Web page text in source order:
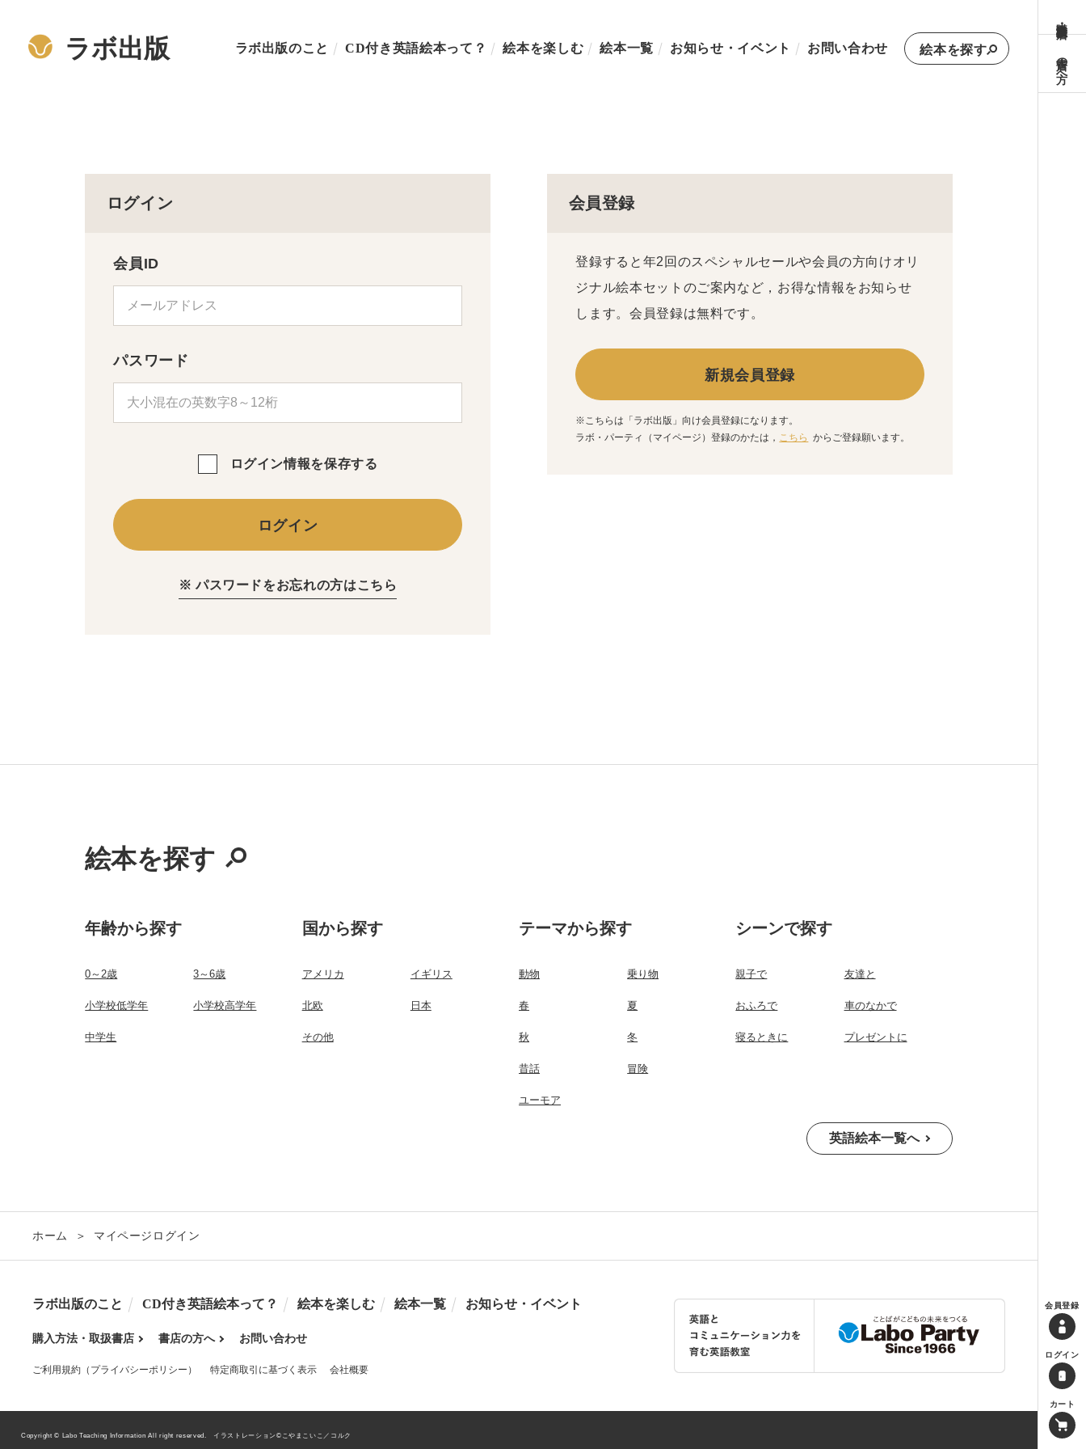
書店の方へ
会員登録
ログイン
カート
ラボ出版 ラボ出版のこと CD付き英語絵本って？ 絵本を楽しむ 絵本一覧 お知らせ・イベント お問い合わせ 絵本を探す
ログイン
会員ID
パスワード
ログイン情報を保存する
ログイン
※ パスワードをお忘れの方はこちら
会員登録
登録すると年2回のスペシャルセールや会員の方向けオリ
ジナル絵本セットのご案内など，お得な情報をお知らせ
します。会員登録は無料です。
新規会員登録
※こちらは「ラボ出版」向け会員登録になります。
ラボ・パーティ（マイページ）登録のかたは， こちら からご登録願います。
絵本を探す
年齢から探す
0～2歳 3～6歳
小学校低学年 小学校高学年
中学生
国から探す
アメリカ イギリス
北欧 日本
その他
テーマから探す
動物 乗り物
春 夏
秋 冬
昔話 冒険
ユーモア
シーンで探す
親子で 友達と
おふろで 車のなかで
寝るときに プレゼントに
英語絵本一覧へ
ホーム マイページログイン
ラボ出版のこと CD付き英語絵本って？ 絵本を楽しむ 絵本一覧 お知らせ・イベント
購入方法・取扱書店 書店の方へ お問い合わせ
ご利用規約（プライバシーポリシー） 特定商取引に基づく表示 会社概要
Copyright © Labo Teaching Information All right reserved. イラストレーション©こやまこいこ／コルク